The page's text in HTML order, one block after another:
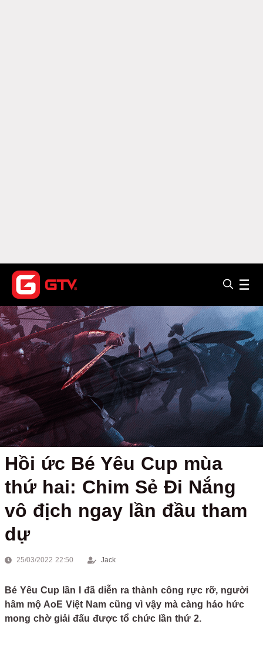
Hồi ức Bé Yêu Cup mùa
thứ hai: Chim Sẻ Đi Nắng
vô địch ngay lần đầu tham
dự
25/03/2022 22:50 Jack
Bé Yêu Cup lần I đã diễn ra thành công rực rỡ, người
hâm mộ AoE Việt Nam cũng vì vậy mà càng háo hức
mong chờ giải đấu được tổ chức lần thứ 2.